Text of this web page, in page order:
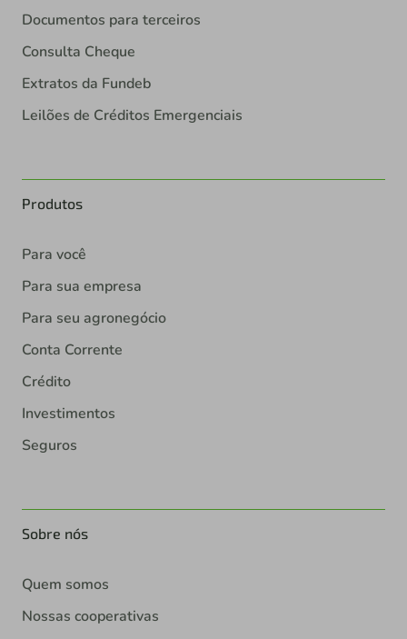
Documentos para terceiros
Consulta Cheque
Extratos da Fundeb
Leilões de Créditos Emergenciais
Produtos
Para você
Para sua empresa
Para seu agronegócio
Conta Corrente
Crédito
Investimentos
Seguros
Sobre nós
Quem somos
Nossas cooperativas